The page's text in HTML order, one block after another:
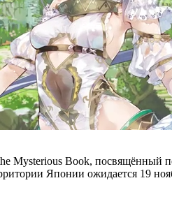
Mysterious Book,
Японии ожидается 19